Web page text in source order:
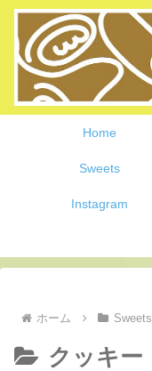
Home
Sweets
Instagram
ホーム Sweets
クッキー